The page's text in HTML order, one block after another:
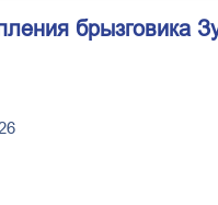
брызговика